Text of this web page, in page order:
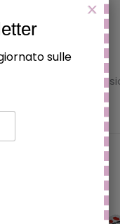
lasciare una
sulle
X